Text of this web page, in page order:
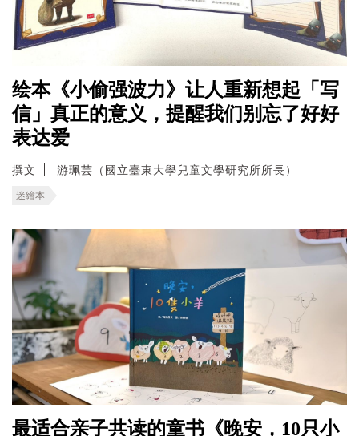
绘本《小偷强波力》让人重新想起「写
信」真正的意义，提醒我们别忘了好好
表达爱
撰文 游珮芸（國立臺東大學兒童文學研究所所長）
迷繪本
最适合亲子共读的童书《晚安，10只小